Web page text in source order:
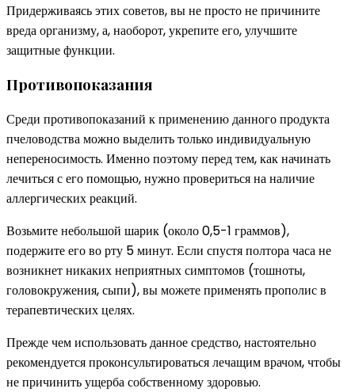
Придерживаясь этих советов, вы не просто не причините
вреда организму, а, наоборот, укрепите его, улучшите
защитные функции.
Противопоказания
Среди противопоказаний к применению данного продукта
пчеловодства можно выделить только индивидуальную
непереносимость. Именно поэтому перед тем, как начинать
лечиться с его помощью, нужно провериться на наличие
аллергических реакций.
Возьмите небольшой шарик (около 0,5-1 граммов),
подержите его во рту 5 минут. Если спустя полтора часа не
возникнет никаких неприятных симптомов (тошноты,
головокружения, сыпи), вы можете применять прополис в
терапевтических целях.
Прежде чем использовать данное средство, настоятельно
рекомендуется проконсультироваться лечащим врачом, чтобы
не причинить ущерба собственному здоровью.